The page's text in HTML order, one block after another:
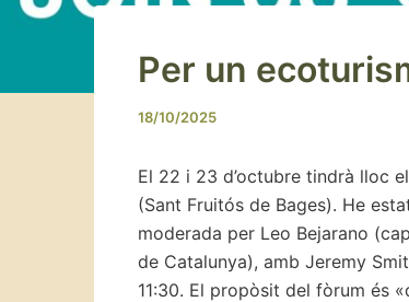
Per un
18/10/2025
El 22 i 23 d’octubre tindrà lloc
(Sant Fruitós de Bages). He
moderada per Leo Bejarano
de Catalunya), amb Jeremy
11:30. El propòsit del fòrum és